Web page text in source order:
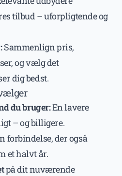
tilbud – uforpligtende og
Sammenlign pris,
og vælg det
dig bedst.
du bruger:En lavere
– og billigere.
forbindelse, der også
et halvt år.
på dit nuværende